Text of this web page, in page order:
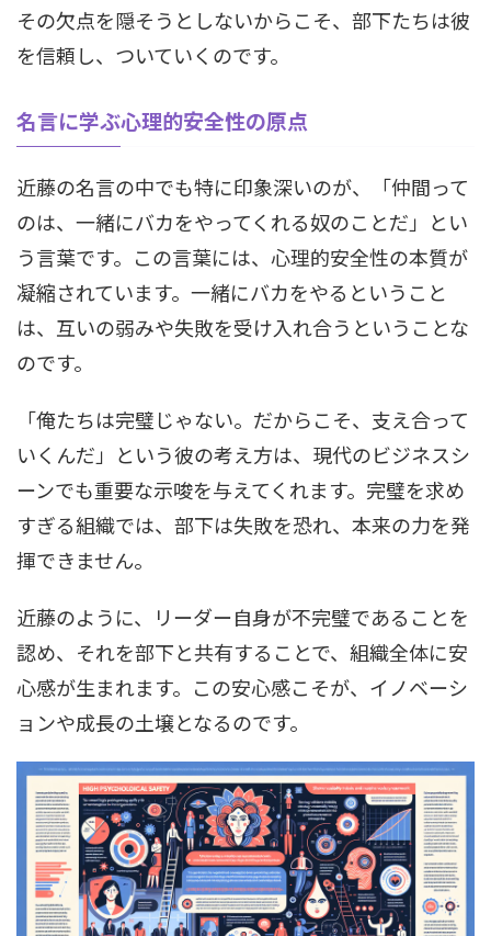
その欠点を隠そうとしないからこそ、部下たちは彼
を信頼し、ついていくのです。
名言に学ぶ心理的安全性の原点
近藤の名言の中でも特に印象深いのが、「仲間って
のは、一緒にバカをやってくれる奴のことだ」とい
う言葉です。この言葉には、心理的安全性の本質が
凝縮されています。一緒にバカをやるということ
は、互いの弱みや失敗を受け入れ合うということな
のです。
「俺たちは完璧じゃない。だからこそ、支え合って
いくんだ」という彼の考え方は、現代のビジネスシ
ーンでも重要な示唆を与えてくれます。完璧を求め
すぎる組織では、部下は失敗を恐れ、本来の力を発
揮できません。
近藤のように、リーダー自身が不完璧であることを
認め、それを部下と共有することで、組織全体に安
心感が生まれます。この安心感こそが、イノベーシ
ョンや成長の土壌となるのです。